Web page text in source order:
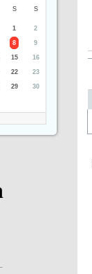
S S
1 2
8 9
15 16
22 23
29 30